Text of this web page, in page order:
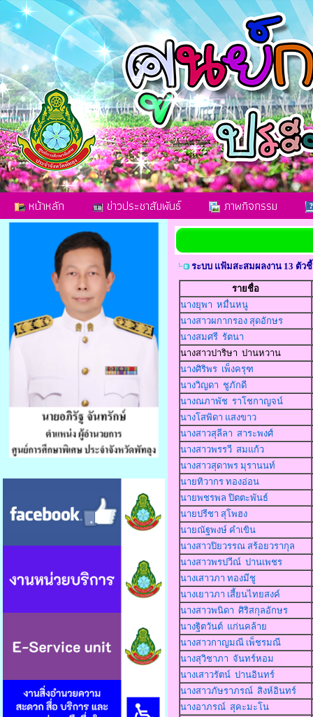
หน้าหลัก ข่าวประชาสัมพันธ์ ภาพกิจกรรม
ระบบ แฟ้มสะสมผลงาน 13 ตัว
รายชื่อ
นางยุพา หมื่นหนู
นางสาวผกากรอง สุดอักษร
นางสมศรี รัตนา
นางสาวปาริษา ปานหวาน
นางศิริพร เพ็งครุฑ
นางวิญดา ชูภักดี
นางณภาพัช ราโชกาญจน์
นางโสพิดา แสงขาว
นางสาวสุลีลา สาระพงศ์
นางสาวพรรวี สมแก้ว
นางสาวสุดาพร มุรานนท์
นายทิวากร ทองอ่อน
นายพชรพล ปิตตะพันธ์
นายปรีชา สุโพฮง
นายณัฐพงษ์ คำเขิน
นางสาวปิยวรรณ สร้อยวรากุล
นางสาวพรปวีณ์ ปานเพชร
นางเสาวภา ทองมีชู
นางเยาวภา เสี้ยนไทยสงค์
นางสาวพนิดา ศิริสกุลอักษร
นางฐิตวันต์ แก่นคล้าย
นางสาวกาญมณี เพ็ชรมณี
นางสุวิชาภา จันทร์หอม
นางเสาวรัตน์ ปานอินทร์
นางสาวภัษราภรณ์ สิงห์อินทร์
นางอาภรณ์ สุคะมะโน